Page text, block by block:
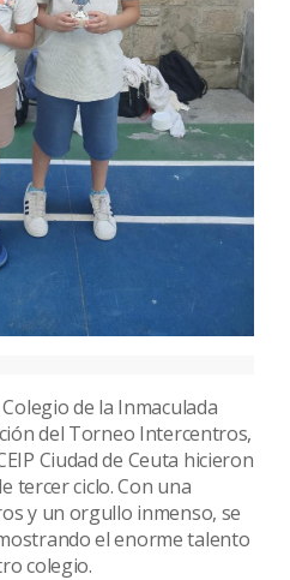
de la Inmaculada
del Torneo Intercentros,
Ciudad de Ceuta hicieron
tercer ciclo. Con una
y un orgullo inmenso, se
el enorme talento
colegio.